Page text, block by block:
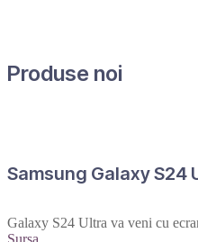
Produse noi
Samsung Galaxy S24
Galaxy S24 Ultra va veni cu